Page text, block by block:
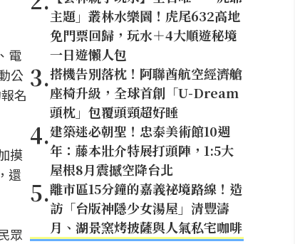
電
公
名
摸
還
眾
主題」叢林水樂園！虎尾632高地
免門票回歸，玩水＋4大順遊秘境
一日遊懶人包
3.搭機告別落枕！阿聯酋航空經濟艙
座椅升級，全球首創「U-Dream
頭枕」包覆頭頸超好睡
4.建築迷必朝聖！忠泰美術館10週
年：藤本壯介特展打頭陣，1:5大
屋根8月震撼空降台北
5.離市區15分鐘的嘉義祕境路線！造
訪「台版神隱少女湯屋」清豐濤
月、湖景窯烤披薩與人氣私宅咖啡